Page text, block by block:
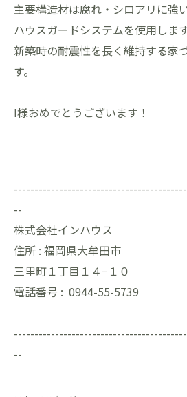
主要構造材は腐れ・シロアリに強
ハウスガードシステムを使用します
新築時の耐震性を長く維持する家
す。
I様おめでとうございます！
--
株式会社インハウス
住所 : 福岡県大牟田市
三里町１丁目１４−１０
電話番号 : 0944-55-5739
--